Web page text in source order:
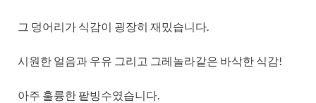
그 덩어리가 식감이 굉장히 재밌습니다.
시원한 얼음과 우유 그리고 그레놀라같은 바삭한 식감!
아주 훌륭한 팥빙수였습니다.